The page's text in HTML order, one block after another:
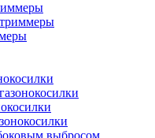
выбросом